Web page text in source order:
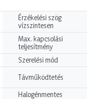
Érzékelési szög
vízszintesen
Max. kapcsolási
teljesítmény
Szerelési mód
Távműködtetés
Halogénmentes